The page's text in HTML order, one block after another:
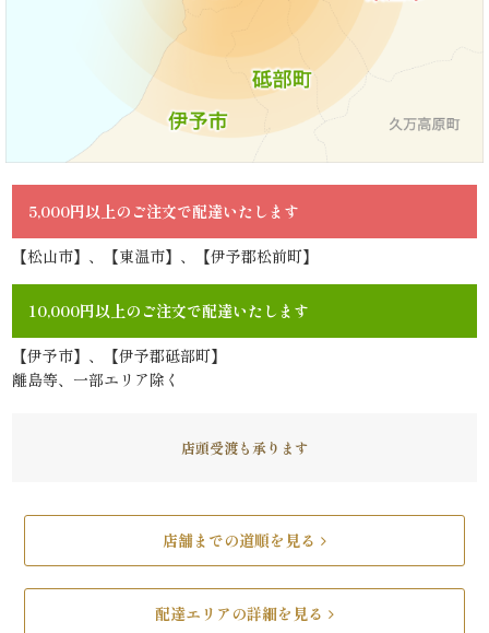
テ
ィ
ー・
イ
ベ
で
5,000円以上のご注文で配達いたします
【松山市】、【東温市】、【伊予郡松前町】
10,000円以上のご注文で配達いたします
【伊予市】、【伊予郡砥部町】
離島等、一部エリア除く
店頭受渡も承ります
店舗までの道順を見る
配達エリアの詳細を見る